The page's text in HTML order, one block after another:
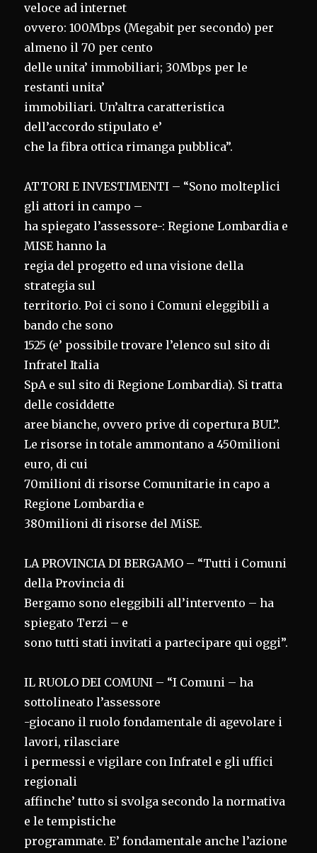
veloce ad internet
ovvero: 100Mbps (Megabit per secondo) per
almeno il 70 per cento
delle unita’ immobiliari; 30Mbps per le
restanti unita’
immobiliari. Un’altra caratteristica
dell’accordo stipulato e’
che la fibra ottica rimanga pubblica”.
ATTORI E INVESTIMENTI – “Sono molteplici
gli attori in campo –
ha spiegato l’assessore-: Regione Lombardia e
MISE hanno la
regia del progetto ed una visione della
strategia sul
territorio. Poi ci sono i Comuni eleggibili a
bando che sono
1525 (e’ possibile trovare l’elenco sul sito di
Infratel Italia
SpA e sul sito di Regione Lombardia). Si tratta
delle cosiddette
aree bianche, ovvero prive di copertura BUL”.
Le risorse in totale ammontano a 450milioni
euro, di cui
70milioni di risorse Comunitarie in capo a
Regione Lombardia e
380milioni di risorse del MiSE.
LA PROVINCIA DI BERGAMO – “Tutti i Comuni
della Provincia di
Bergamo sono eleggibili all’intervento – ha
spiegato Terzi – e
sono tutti stati invitati a partecipare qui oggi”.
IL RUOLO DEI COMUNI – “I Comuni – ha
sottolineato l’assessore
-giocano il ruolo fondamentale di agevolare i
lavori, rilasciare
i permessi e vigilare con Infratel e gli uffici
regionali
affinche’ tutto si svolga secondo la normativa
e le tempistiche
programmate. E’ fondamentale anche l’azione